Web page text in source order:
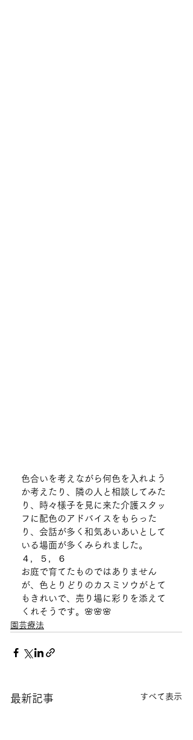
色合いを考えながら何色を入れよう
か考えたり、隣の人と相談してみた
り、時々様子を見に来た介護スタッ
フに配色のアドバイスをもらった
り、会話が多く和気あいあいとして
いる場面が多くみられました。
４，５，６
お庭で育てたものではありません
が、色とりどりのカスミソウがとて
もきれいで、売り場に彩りを添えて
くれそうです。🌸🌸🌸
園芸療法
最新記事 すべて表示